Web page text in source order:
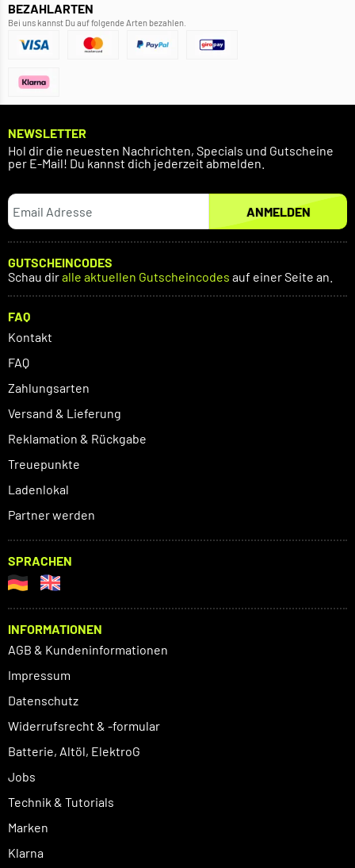
BEZAHLARTEN
Bei uns kannst Du auf folgende Arten bezahlen.
NEWSLETTER
Hol dir die neuesten Nachrichten, Specials und Gutscheine
per E-Mail! Du kannst dich jederzeit abmelden.
ANMELDEN
GUTSCHEINCODES
Schau diralle aktuellen Gutscheincodes auf einer Seite an.
FAQ
Kontakt
FAQ
Zahlungsarten
Versand & Lieferung
Reklamation & Rückgabe
Treuepunkte
Ladenlokal
Partner werden
SPRACHEN
INFORMATIONEN
AGB & Kundeninformationen
Impressum
Datenschutz
Widerrufsrecht & -formular
Batterie, Altöl, ElektroG
Jobs
Technik & Tutorials
Marken
Klarna